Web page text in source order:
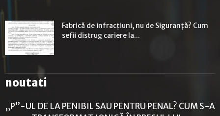
Fabrică de infracțiuni, nu de Siguranță? Cum
sefii distrug cariere la...
noutati
„P”-UL DE LA PENIBIL SAU PENTRU PENAL? CUM S-A